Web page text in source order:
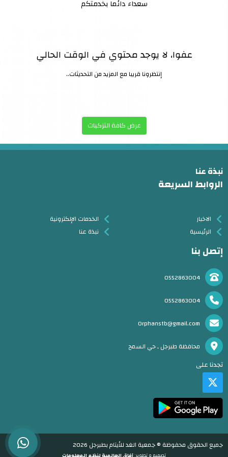
سعداء دائما بخدمتكم
عفوا، لا يوجد محتوي في الوقت الحالي
إنتظرونا قريبا مع المزيد من التحديثات..
عرض كافة التزكيات
نبذة عنا
الروابط السريعة
الاخبار
الرئيسية
الخدمات الإلكترونية
نبذة عنا
إتصل بنا
0552863004
0552863004
Orphanstb@gmail.com
محافظة طبرجل ـ حي السمح
تجدنا على
جميع الحقوق محفوظة © جمعية الغد للأيتام بطبرجل 2026